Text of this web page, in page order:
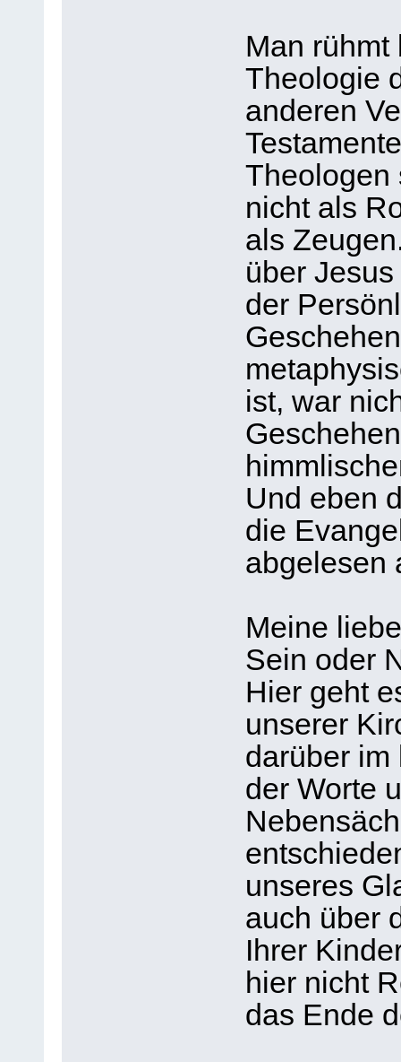
Man
Theologie
anderen
Theologen
nicht als
als
über
der
ist, war
Und eben
die
abgelesen
Meine
Sein oder
Hier geht
unserer
darüber
der Worte
unseres
auch über
Ihrer
hier nicht
das Ende